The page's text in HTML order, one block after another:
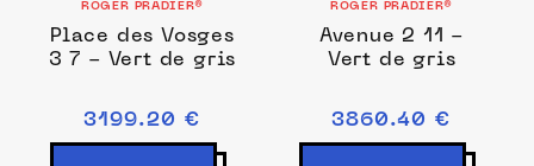
ROGER PRADIER®
Place des Vosges
3 7 - Vert de gris
3199.20 €
ROGER PRADIER®
Avenue 2 11 -
Vert de gris
3860.40 €